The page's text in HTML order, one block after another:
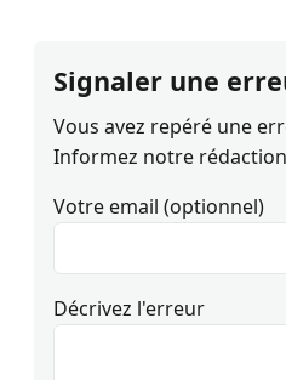
Signaler une
Vous avez repéré une
Informez notre
Votre email (optionnel)
Décrivez l'erreur